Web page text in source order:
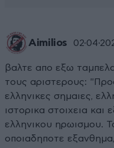
Aimilios
βαλτε απο εξω
τους αριστερους:
ελληνικες σημαιες,
ιστορικα στοιχεια και
ελληνικου ηρωισμου.
οποιαδηποτε